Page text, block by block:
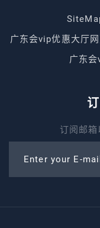
广东会vip优惠大厅
广东
订阅邮
Enter your E-mail